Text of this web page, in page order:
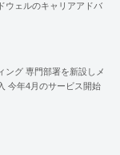
ウェルのキャリアアドバ
ング 専門部署を新設しメ
今年4月のサービス開始